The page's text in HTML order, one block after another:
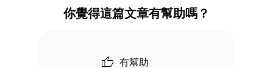
你覺得這篇文章有幫助嗎？
有幫助